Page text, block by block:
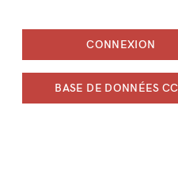
CONNEXION
BASE DE DONNÉES